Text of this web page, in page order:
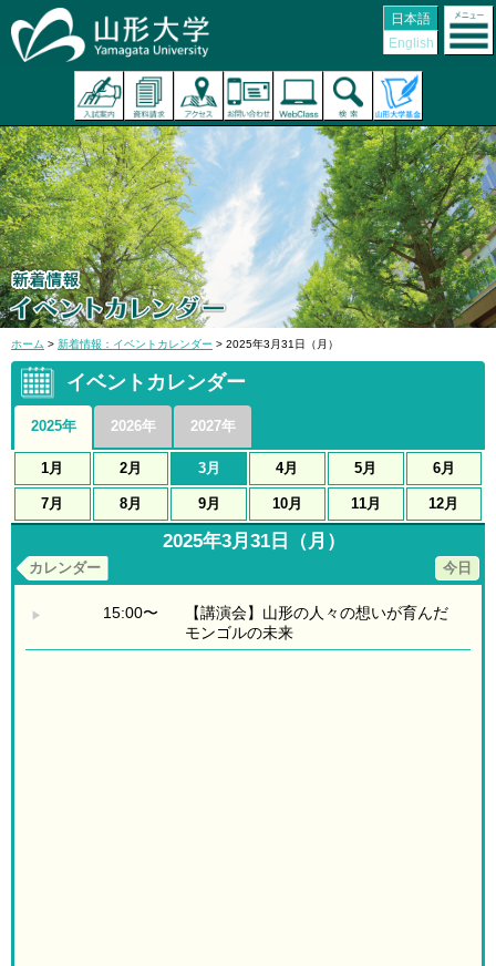
日本語
English
ホーム > 新着情報：イベントカレンダー > 2025年3月31日（月）
イベントカレンダー
2025年 2026年 2027年
1月 2月 3月 4月 5月 6月
7月 8月 9月 10月 11月 12月
2025年3月31日（月）
今日
カレンダー
▶ 15:00〜
【講演会】山形の人々の想いが育んだ
モンゴルの未来